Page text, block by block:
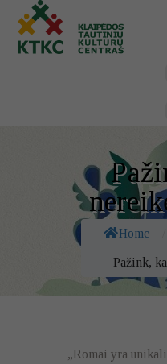
Home
Pažink,
Naujienos
Struktūra ir
Veiklos sritys
Kontaktai
„Romai yra